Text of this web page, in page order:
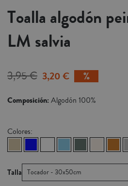
Toalla algodón
LM salvia
3,95 € 3,20 €
Composición: Algodón 100%
Colores:
Talla Tocador - 30x50cm